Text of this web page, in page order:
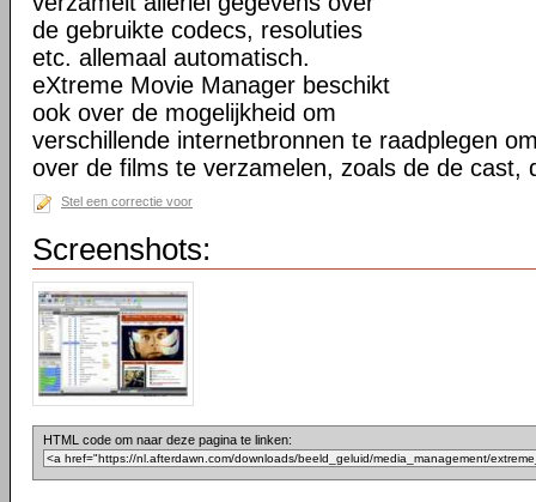
de gebruikte codecs, resoluties
etc. allemaal automatisch.
eXtreme Movie Manager beschikt
ook over de mogelijkheid om
verschillende internetbronnen te raadplegen
over de films te verzamelen, zoals de de cast,
Stel een correctie voor
Screenshots:
HTML code om naar deze pagina te linken: